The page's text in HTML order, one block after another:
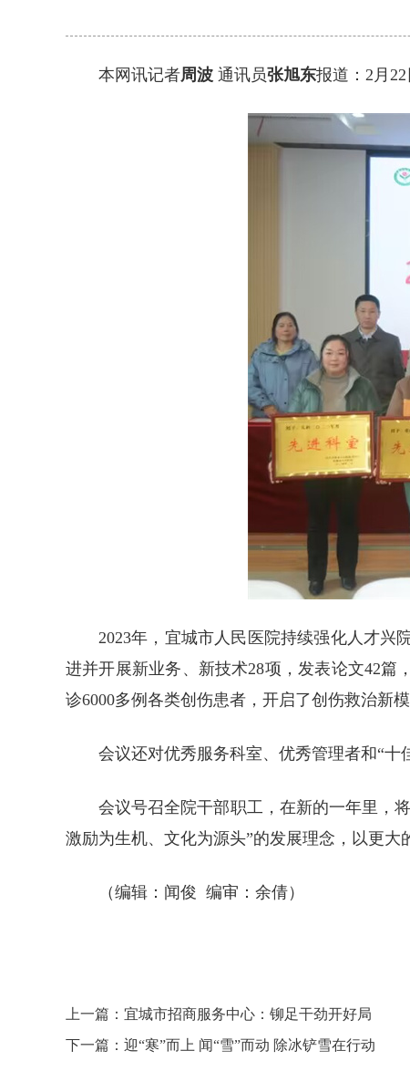
本网讯记者周波 通讯员张旭东报道：2月
2023年，宜城市人民医院持续强化人才兴
进并开展新业务、新技术28项，发表论文42
诊6000多例各类创伤患者，开启了创伤救治新模
会议还对优秀服务科室、优秀管理者和“十
会议号召全院干部职工，在新的一年里，
激励为生机、文化为源头”的发展理念，以更
（编辑：闻俊 编审：余倩）
上一篇：宜城市招商服务中心：铆足干劲开好局
下一篇：迎“寒”而上 闻“雪”而动 除冰铲雪在行动